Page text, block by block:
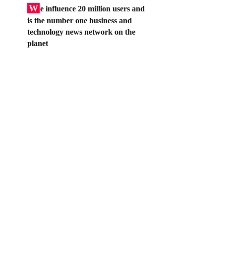
W e influence 20 million users and
is the number one business and
technology news network on the
planet